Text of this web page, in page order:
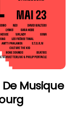
De Musique